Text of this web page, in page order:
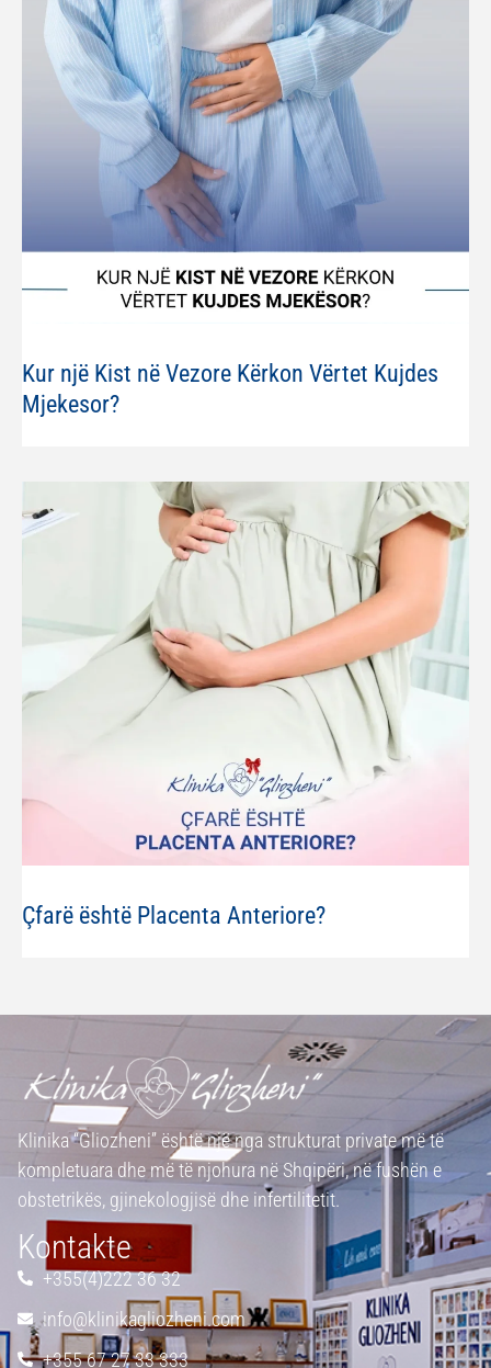
Kur një Kist në Vezore Kërkon Vërtet Kujdes
Mjekesor?
Çfarë është Placenta Anteriore?
Klinika “Gliozheni” është një nga strukturat private më të
kompletuara dhe më të njohura në Shqipëri, në fushën e
obstetrikës, gjinekologjisë dhe infertilitetit.
Kontakte
+355(4)222 36 32
info@klinikagliozheni.com
+355 67 27 33 333